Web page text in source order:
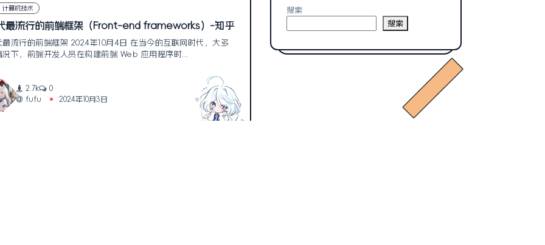
计算机技术
最流行的前端框架（Front-end frameworks）-知乎
最流行的前端框架 2024年10月4日 在当今的互联网时代，大多
况下，前端开发人员在构建前端 Web 应用程序时...
2.7k
0
fufu
2024年10月3日
搜索
搜索